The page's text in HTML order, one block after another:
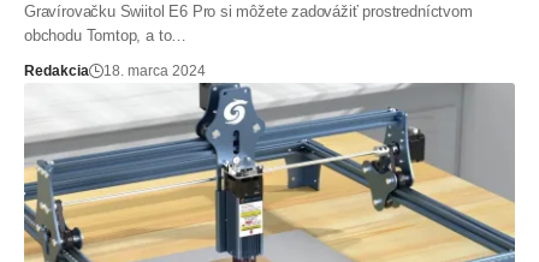
Gravírovačku Swiitol E6 Pro si môžete zadovážiť prostredníctvom
obchodu Tomtop, a to…
Redakcia 18. marca 2024